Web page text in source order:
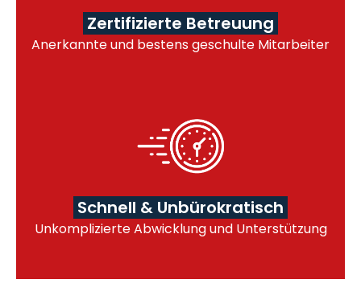
Zertifizierte Betreuung
Anerkannte und bestens geschulte Mitarbeiter
Schnell & Unbürokratisch
Unkomplizierte Abwicklung und Unterstützung